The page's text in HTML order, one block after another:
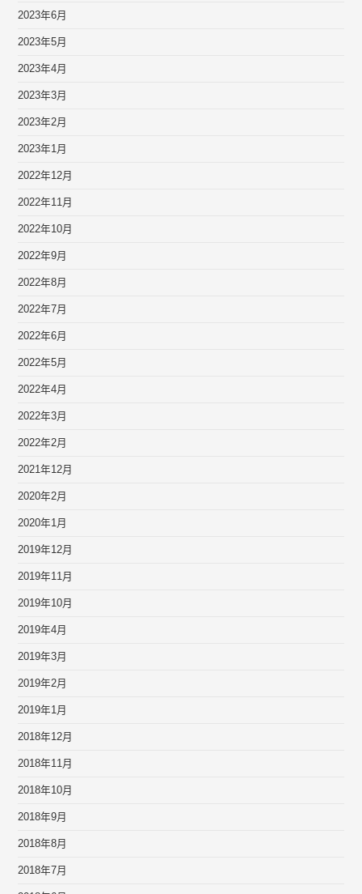
2023年6月
2023年5月
2023年4月
2023年3月
2023年2月
2023年1月
2022年12月
2022年11月
2022年10月
2022年9月
2022年8月
2022年7月
2022年6月
2022年5月
2022年4月
2022年3月
2022年2月
2021年12月
2020年2月
2020年1月
2019年12月
2019年11月
2019年10月
2019年4月
2019年3月
2019年2月
2019年1月
2018年12月
2018年11月
2018年10月
2018年9月
2018年8月
2018年7月